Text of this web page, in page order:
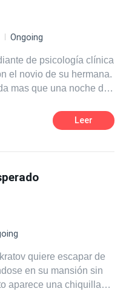
Ongoing
de psicología clínica
el novio de su hermana.
mas que una noche de
sin ser juzgado.
quieren en algún
desea
que contraerá
de la empresa de
carnales tan
Leer
quiere escapar de
en su mansión sin
aparece una chiquilla